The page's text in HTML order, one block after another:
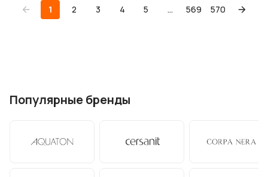
1 2 3 4 5 ... 569 570
Популярные бренды